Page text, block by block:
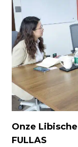
Onze
FULLAS